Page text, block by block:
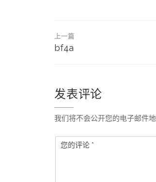
文
章
航
上一篇
bf4a
发表评论
我们将不会公开您的电子邮件